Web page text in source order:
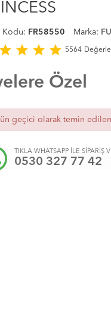
Kodu: FR58550 Marka:
star star star star 5564
Özel
geçici olarak temin
TIKLA WHATSAPP İLE SİPARİŞ
0530 327 77 42